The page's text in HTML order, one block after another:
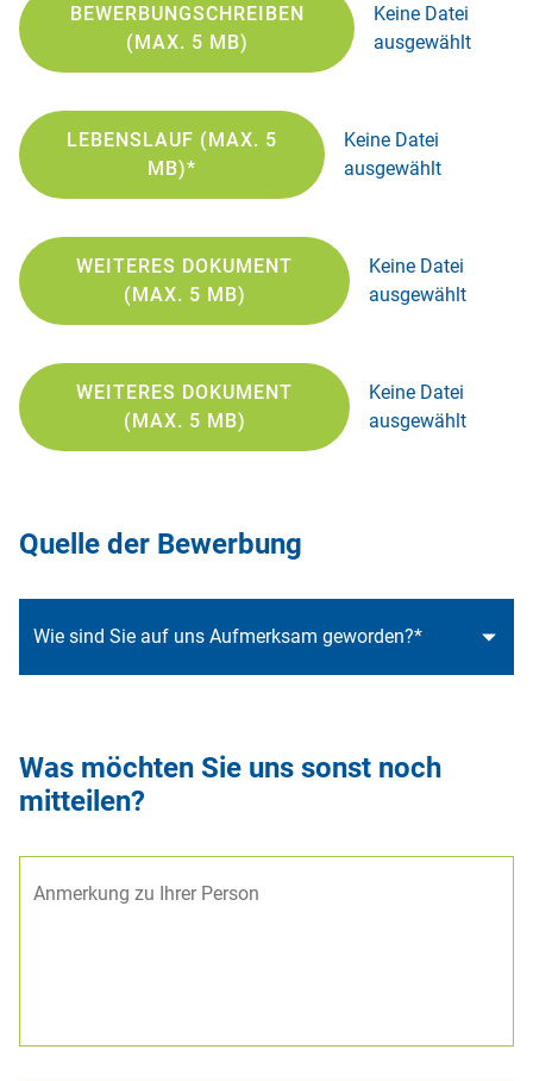
BEWERBUNGSCHREIBEN
(MAX. 5 MB)
Keine Datei
ausgewählt
LEBENSLAUF (MAX. 5
MB)*
Keine Datei
ausgewählt
WEITERES DOKUMENT
(MAX. 5 MB)
Keine Datei
ausgewählt
WEITERES DOKUMENT
(MAX. 5 MB)
Keine Datei
ausgewählt
Quelle der Bewerbung
Was möchten Sie uns sonst noch
mitteilen?